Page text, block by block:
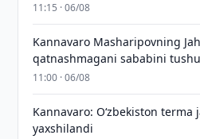
11:15 · 06/08
Kannavaro Masharipovning
qatnashmagani sababini
11:00 · 06/08
Kannavaro: O‘zbekiston terma
yaxshilandi